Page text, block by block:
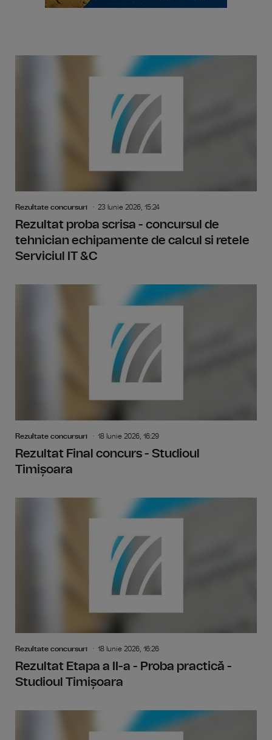
Rezultate concursuri 23 Iunie 2026, 15:24
Rezultat proba scrisa - concursul de
tehnician echipamente de calcul si retele
Serviciul IT &C
Rezultate concursuri 18 Iunie 2026, 16:29
Rezultat Final concurs - Studioul
Timișoara
Rezultate concursuri 18 Iunie 2026, 16:26
Rezultat Etapa a II-a - Proba practică -
Studioul Timișoara